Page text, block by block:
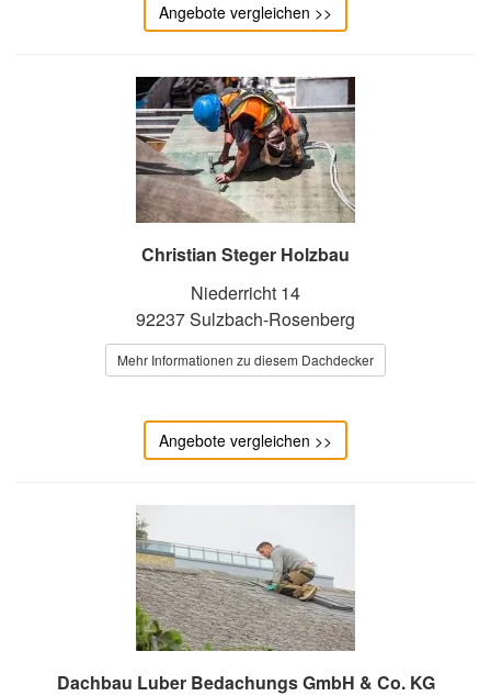
Angebote vergleichen >>
Christian Steger Holzbau
Niederricht 14
92237 Sulzbach-Rosenberg
Mehr Informationen zu diesem Dachdecker
Angebote vergleichen >>
Dachbau Luber Bedachungs GmbH & Co. KG